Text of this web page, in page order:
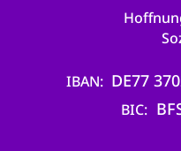
IBAN DE77
BIC